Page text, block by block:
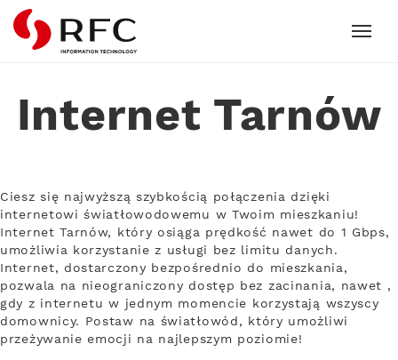
RFC
Internet Tarnów
Ciesz się najwyższą szybkością połączenia dzięki
internetowi światłowodowemu w Twoim mieszkaniu!
Internet Tarnów, który osiąga prędkość nawet do 1 Gbps,
umożliwia korzystanie z usługi bez limitu danych.
Internet, dostarczony bezpośrednio do mieszkania,
pozwala na nieograniczony dostęp bez zacinania, nawet ,
gdy z internetu w jednym momencie korzystają wszyscy
domownicy. Postaw na światłowód, który umożliwi
przeżywanie emocji na najlepszym poziomie!